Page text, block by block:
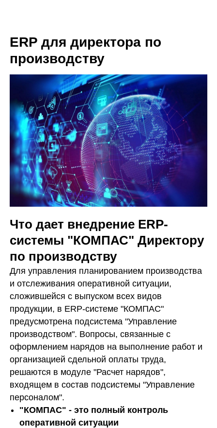
ERP для директора по
производству
Что дает внедрение ERP-
системы "КОМПАС" Директору
по производству
Для управления планированием производства
и отслеживания оперативной ситуации,
сложившейся с выпуском всех видов
продукции, в ERP-системе "КОМПАС"
предусмотрена подсистема "Управление
производством". Вопросы, связанные с
оформлением нарядов на выполнение работ и
организацией сдельной оплаты труда,
решаются в модуле "Расчет нарядов",
входящем в состав подсистемы "Управление
персоналом".
"КОМПАС" - это полный контроль
оперативной ситуации